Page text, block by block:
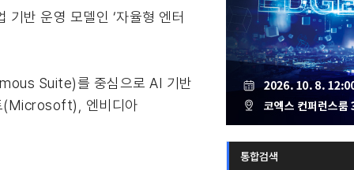
반 운영 모델인 ‘자율형 엔터
Suite)를 중심으로 AI 기반
(Microsoft), 엔비디아
통합검색